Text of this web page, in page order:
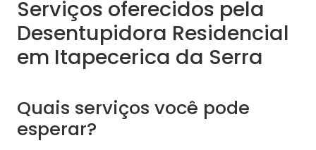
Serviços oferecidos pela
Desentupidora Residencial
em Itapecerica da Serra
Quais serviços você pode
esperar?